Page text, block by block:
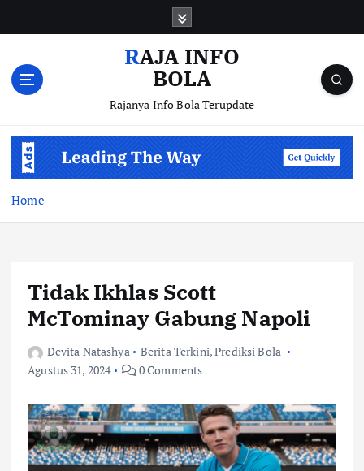
RAJA INFO
BOLA
Rajanya Info Bola Terupdate
Home
Tidak Ikhlas Scott
McTominay Gabung Napoli
Devita Natashya Berita Terkini,Prediksi Bola
Agustus 31, 2024
0 Comments